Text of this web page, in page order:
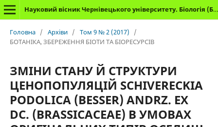
Науковий вісник Чернівецького університету. Біологія (Біологічні системи)
Головна / Архіви / Том 9 № 2 (2017)
/
БОТАНІКА, ЗБЕРЕЖЕННЯ БІОТИ ТА БІОРЕСУРСІВ
ЗМІНИ СТАНУ Й СТРУКТУРИ
ЦЕНОПОПУЛЯЦІЙ SCHIVERECKIA
PODOLIСA (BESSER) ANDRZ. EX
DC. (BRASSICACEAE) В УМОВАХ